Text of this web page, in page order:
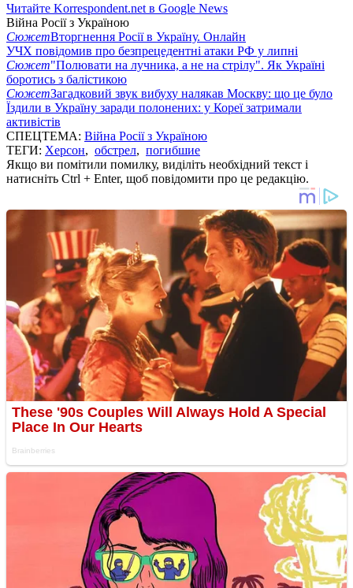
Читайте Korrespondent.net в Google News
Війна Росії з Україною
СюжетВторгнення Росії в Україну. Онлайн
УЧХ повідомив про безпрецедентні атаки РФ у липні
Сюжет"Полювати на лучника, а не на стрілу". Як Україні
боротись з балістикою
СюжетЗагадковий звук вибуху налякав Москву: що це було
Їздили в Україну заради полонених: у Кореї затримали
активістів
СПЕЦТЕМА: Війна Росії з Україною
ТЕГИ: Херсон, обстрел, погибшие
Якщо ви помітили помилку, виділіть необхідний текст і
натисніть Ctrl + Enter, щоб повідомити про це редакцію.